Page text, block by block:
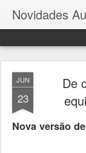
Novidades
JUN
23
De
Nova versão